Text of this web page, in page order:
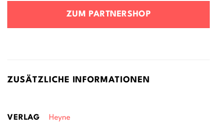
ZUM PARTNERSHOP
ZUSÄTZLICHE INFORMATIONEN
VERLAG Heyne